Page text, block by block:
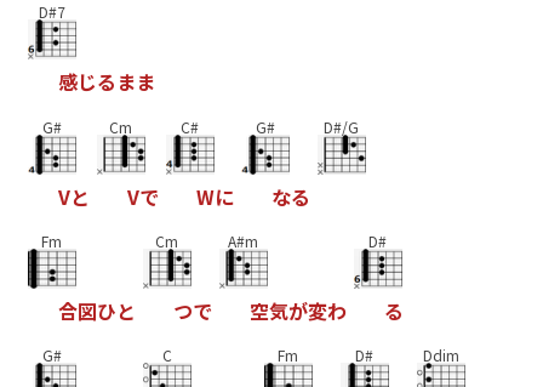
D#7
感じる まま
G#
Vと
Cm
Vで
C#
Wに
G#
なる
D#/G
Fm
合図ひと
Cm
つで
A#m
空気が変わ
D#
る
G# C Fm D# Ddim